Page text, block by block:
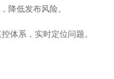
降低发布风险。
体系，实时定位问题。